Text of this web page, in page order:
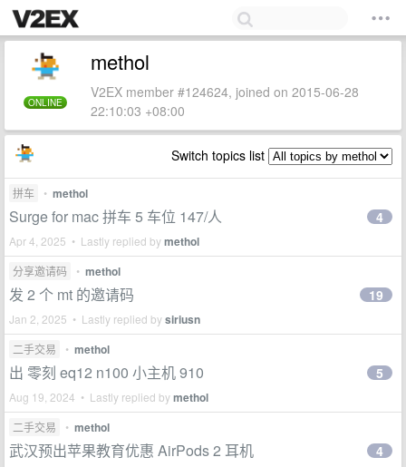
ONLINE
methol
V2EX member #124624, joined on 2015-06-28
22:10:03 +08:00
Switch topics list
拼车 • methol
Surge for mac 拼车 5 车位 147/人
Apr 4, 2025 • Lastly replied bymethol
4
分享邀请码 • methol
发 2 个 mt 的邀请码
Jan 2, 2025 • Lastly replied bysiriusn
19
二手交易 • methol
出 零刻 eq12 n100 小主机 910
Aug 19, 2024 • Lastly replied bymethol
5
二手交易 • methol
武汉预出苹果教育优惠 AirPods 2 耳机 4